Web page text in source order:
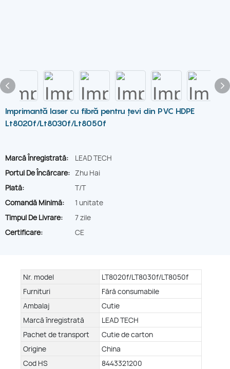
Imprimantă laser cu fibră pentru țevi din PVC HDPE
Lt8020f/Lt8030f/Lt8050f
Marcă Înregistrată:
LEAD TECH
Portul De Încărcare: Zhu Hai
Plată:
T/T
Comandă Minimă:
1 unitate
Timpul De Livrare:
7 zile
Certificare:
CE
Nr. model
LT8020f/LT8030f/LT8050f
Furnituri
Fără consumabile
Ambalaj
Cutie
Marcă înregistrată
LEAD TECH
Pachet de transport
Cutie de carton
Origine
China
Cod HS
8443321200